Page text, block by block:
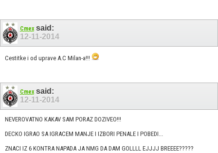
Cmexsaid:
12-11-2014
Cestitke i od uprave A.C Milan-a!!!
Cmexsaid:
12-11-2014
NEVEROVATNO KAKAV SAM PORAZ DOZIVEO!!!
DECKO IGRAO SA IGRACEM MANJE I IZBORI PENALE I POBEDI...
ZNACI IZ 6 KONTRA NAPADA JA NMG DA DAM GOLLLL EJJJJ BREEEE?????